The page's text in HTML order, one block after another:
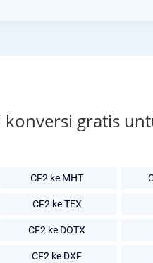
konversi gratis
CF2 ke MHT
CF2 ke TEX
CF2 ke DOTX
CF2 ke DXF